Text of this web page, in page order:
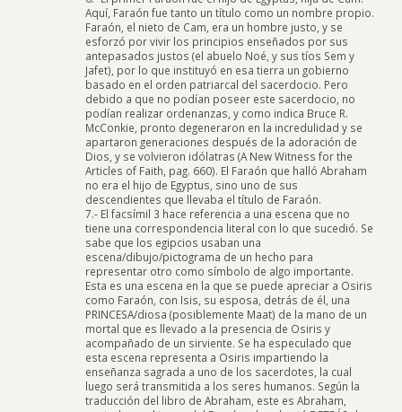
Aquí, Faraón fue tanto un título como un nombre propio.
Faraón, el nieto de Cam, era un hombre justo, y se
esforzó por vivir los principios enseñados por sus
antepasados justos (el abuelo Noé, y sus tíos Sem y
Jafet), por lo que instituyó en esa tierra un gobierno
basado en el orden patriarcal del sacerdocio. Pero
debido a que no podían poseer este sacerdocio, no
podían realizar ordenanzas, y como indica Bruce R.
McConkie, pronto degeneraron en la incredulidad y se
apartaron generaciones después de la adoración de
Dios, y se volvieron idólatras (A New Witness for the
Articles of Faith, pag. 660). El Faraón que halló Abraham
no era el hijo de Egyptus, sino uno de sus
descendientes que llevaba el título de Faraón.
7.- El facsímil 3 hace referencia a una escena que no
tiene una correspondencia literal con lo que sucedió. Se
sabe que los egipcios usaban una
escena/dibujo/pictograma de un hecho para
representar otro como símbolo de algo importante.
Esta es una escena en la que se puede apreciar a Osiris
como Faraón, con Isis, su esposa, detrás de él, una
PRINCESA/diosa (posiblemente Maat) de la mano de un
mortal que es llevado a la presencia de Osiris y
acompañado de un sirviente. Se ha especulado que
esta escena representa a Osiris impartiendo la
enseñanza sagrada a uno de los sacerdotes, la cual
luego será transmitida a los seres humanos. Según la
traducción del libro de Abraham, este es Abraham,